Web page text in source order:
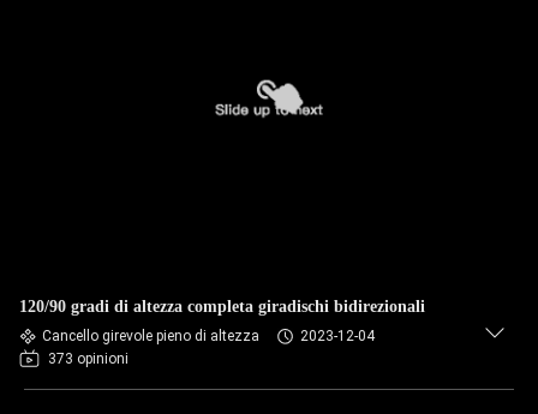
120/90 gradi di altezza completa giradischi bidirezionali
Cancello girevole pieno di altezza
2023-12-04
373 opinioni